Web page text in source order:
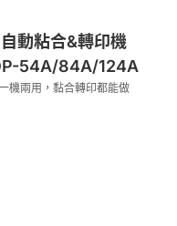
自動粘合&轉印機
54A/84A/124A
機兩用，黏合轉印都能做